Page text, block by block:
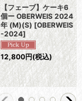
【フェーブ】ケーキ6
個ー OBERWEIS 2024
年 (M)(S) [OBERWEIS
-2024]
12,800円(税込)